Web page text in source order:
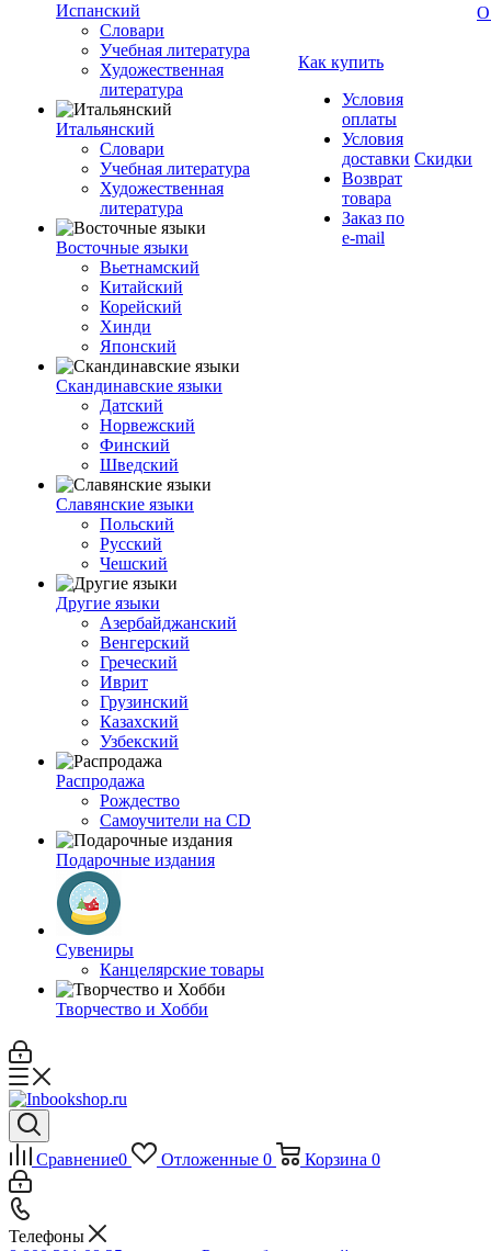
Испанский
Словари
Учебная литература
Художественная
литература
Итальянский
Словари
Учебная литература
Художественная
литература
Восточные языки
Вьетнамский
Китайский
Корейский
Хинди
Японский
Скандинавские языки
Датский
Норвежский
Финский
Шведский
Славянские языки
Польский
Русский
Чешский
Другие языки
Азербайджанский
Венгерский
Греческий
Иврит
Грузинский
Казахский
Узбекский
Распродажа
Рождество
Самоучители на CD
Подарочные издания
Сувениры
Канцелярские товары
Творчество и Хобби
Как купить
Условия
оплаты
Условия
доставки
Возврат
товара
Заказ по
e-mail
Скидки
О
Сравнение0 Отложенные 0 Корзина 0
Телефоны